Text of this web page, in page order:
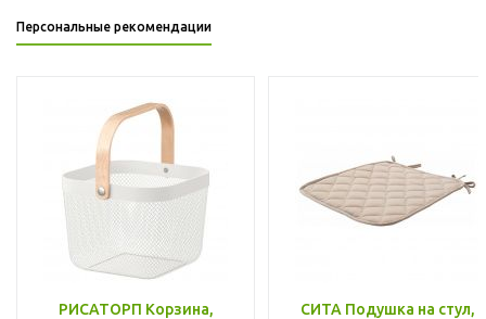
Персональные рекомендации
РИСАТОРП Корзина,
СИТА Подушка на стул,